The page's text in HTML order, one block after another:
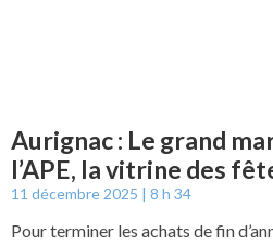
Aurignac : Le grand
l’APE, la vitrine des
11 décembre 2025 8 h 34
Pour terminer les achats de fin